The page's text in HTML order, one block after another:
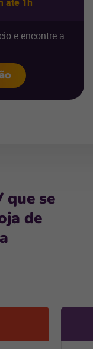
e encontre a
que se
de